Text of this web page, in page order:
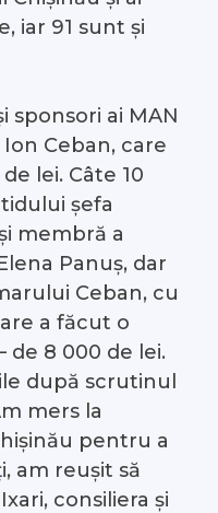
iar 91 sunt și
sponsori ai MAN
Ceban, care
lei. Câte 10
șefa
membră a
Panuș, dar
Ceban, cu
a făcut o
de 8 000 de lei.
după scrutinul
mers la
pentru a
am reușit să
consiliera și